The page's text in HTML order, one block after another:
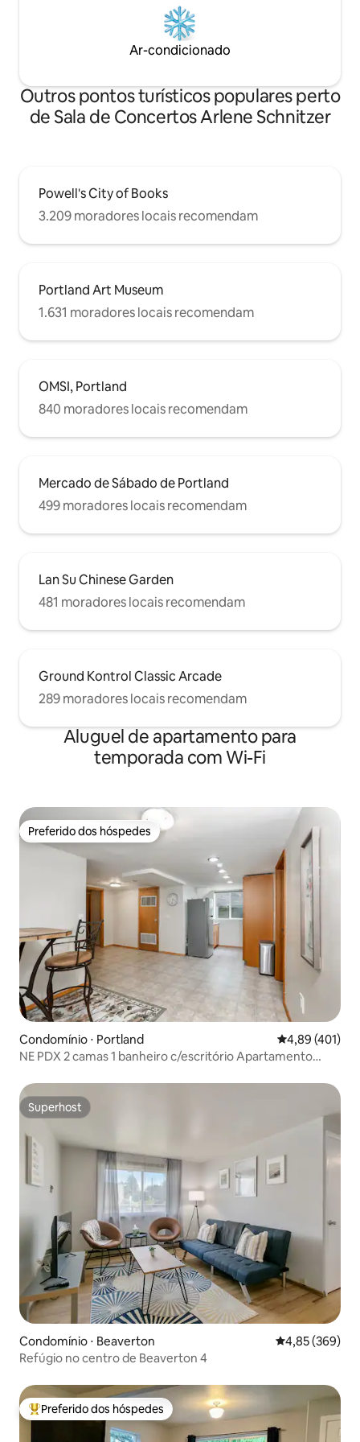
Ar-condicionado
Outros pontos turísticos populares perto
de Sala de Concertos Arlene Schnitzer
Powell's City of Books
3.209 moradores locais recomendam
Portland Art Museum
1.631 moradores locais recomendam
OMSI, Portland
840 moradores locais recomendam
Mercado de Sábado de Portland
499 moradores locais recomendam
Lan Su Chinese Garden
481 moradores locais recomendam
Ground Kontrol Classic Arcade
289 moradores locais recomendam
Aluguel de apartamento para
temporada com Wi-Fi
Preferido dos hóspedes
Preferido dos hóspedes
Condomínio ⋅ Portland 4,89 de uma
4,89 (401)
NE PDX 2 camas 1 banheiro c/escritório Apartamento
Superhost
Superhost
Condomínio ⋅ Beaverton 4,85 de uma
4,85 (369)
Refúgio no centro de Beaverton 4
Entre os melhores preferidos dos hóspedes
Preferido dos hóspedes